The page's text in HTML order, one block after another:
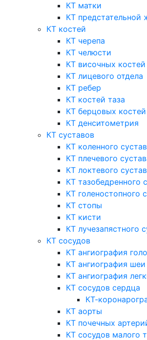
КТ матки
КТ предстательной
КТ костей
КТ черепа
КТ челюсти
КТ височных костей
КТ лицевого отдела
КТ ребер
КТ костей таза
КТ берцовых костей
КТ денситометрия
КТ суставов
КТ коленного
КТ плечевого
КТ локтевого
КТ тазобедренного
КТ голеностопного
КТ стопы
КТ кисти
КТ лучезапястного
КТ сосудов
КТ ангиография
КТ ангиография шеи
КТ ангиография
КТ сосудов сердца
КТ-
КТ аорты
КТ почечных
КТ сосудов малого